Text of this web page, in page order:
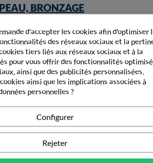
PEAU, BRONZAGE
d'accepter les cookies afin d'optimiser
des réseaux sociaux et la
tiers liés aux réseaux sociaux et à la
pour vous offrir des fonctionnalités
ainsi que des publicités personnalisées.
ainsi que les implications associées à
personnelles ?
Configurer
Rejeter